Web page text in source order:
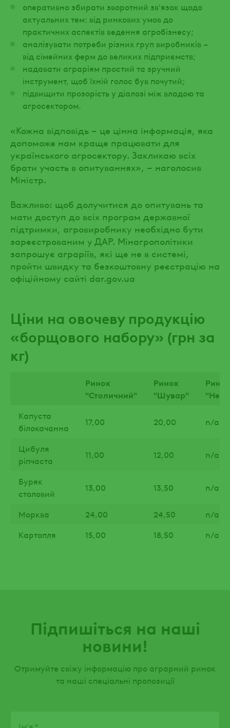
оперативно збирати зворотний зв'язок щодо
актуальних тем: від ринкових умов до
практичних аспектів ведення агробізнесу;
аналізувати потреби різних груп виробників –
від сімейних ферм до великих підприємств;
надавати аграріям простий та зручний
інструмент, щоб їхній голос був почутий;
підвищити прозорість у діалозі між владою та
агросектором.
«Кожна відповідь – це цінна інформація, яка
допоможе нам краще працювати для
українського агросектору. Закликаю всіх
брати участь в опитуваннях», – наголосив
Міністр.
Важливо: щоб долучитися до опитувань та
мати доступ до всіх програм державної
підтримки, агровиробнику необхідно бути
зареєстрованим у ДАР. Мінагрополітики
запрошує аграріїв, які ще не в системі,
пройти швидку та безкоштовну реєстрацію на
офіційному сайті dar.gov.ua
Ціни на овочеву продукцію
«борщового набору» (грн за
кг)
Ринок
"Столичний"
Ринок
"Шувар"
Ринок
Капуста
білокачанна
17,00 20,00 n/a
Цибуля
ріпчаста
11,00 12,00 n/a
Буряк
столовий
13,00 13,50 n/a
Морква 24,00 24,50
n/a
Картопля
15,00 18,50 n/a
Підпишіться на наші
новини!
Отримуйте свіжу інформацію про аграрний ринок
та наші спеціальні пропозиції